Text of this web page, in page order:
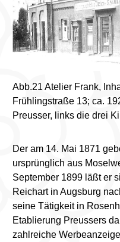
Abb.21 Atelier Frank,
Frühlingstraße 13; ca.
Preusser, links die drei
Der am 14. Mai 1871
ursprünglich aus
September 1899 läßt er
Reichart in Augsburg
seine Tätigkeit in
Etablierung Preussers
zahlreiche